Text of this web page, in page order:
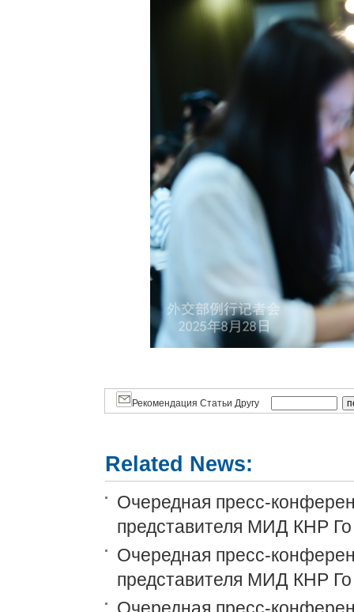
Рекомендация Статьи Другу
Related News:
Очередная пресс-
представителя МИД КНР Го
Очередная пресс-
представителя МИД КНР Го